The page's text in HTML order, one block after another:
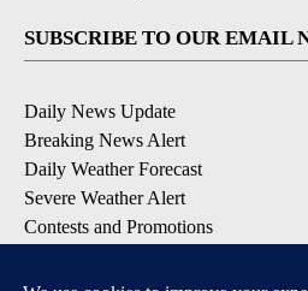
SUBSCRIBE TO OUR EMAIL
Daily News Update
Breaking News Alert
Daily Weather Forecast
Severe Weather Alert
Contests and Promotions